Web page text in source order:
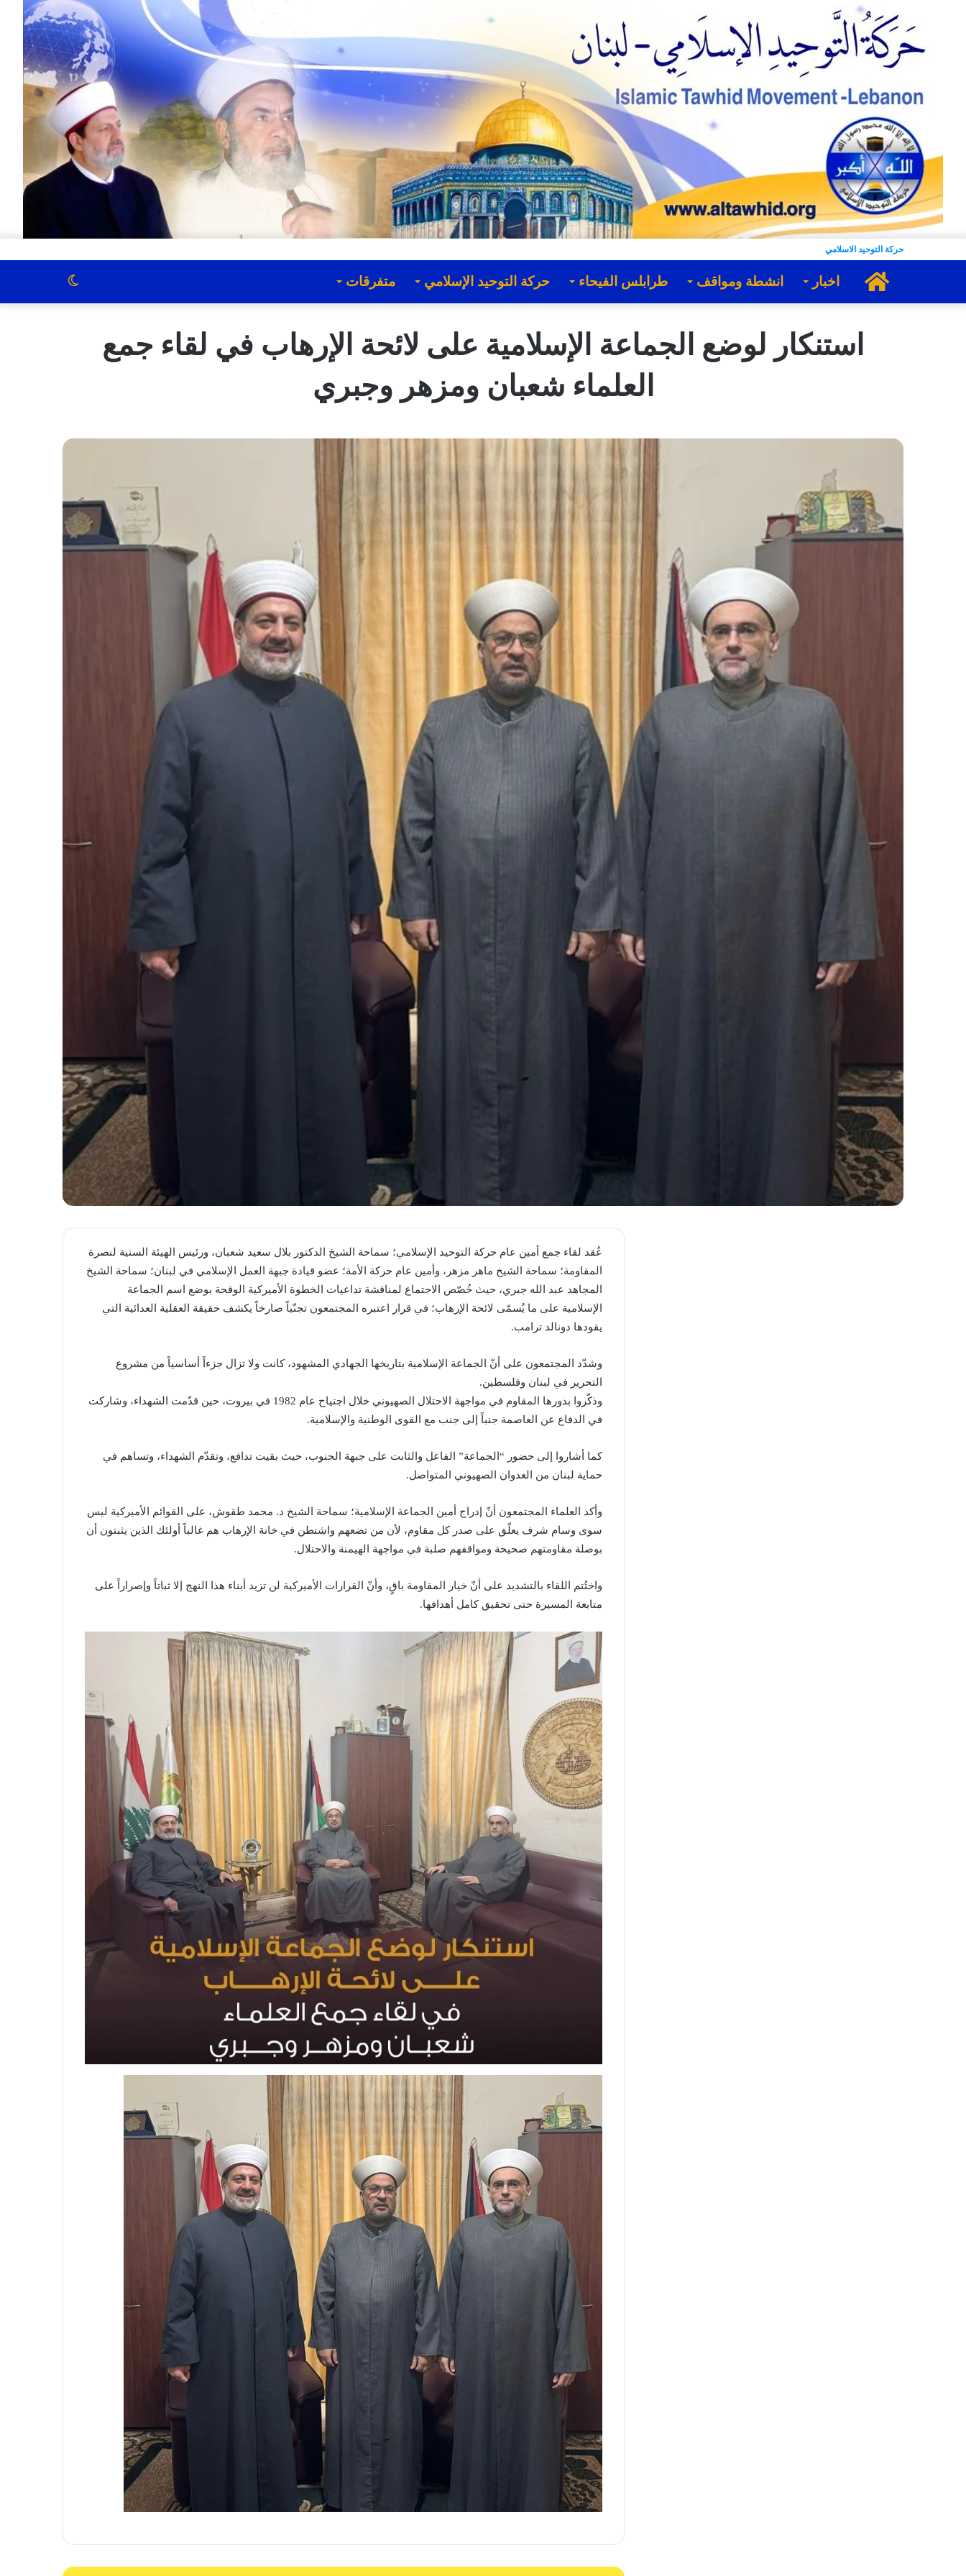
حركة التوحيد الاسلامي
الرئيسية
اخبار انشطة ومواقف طرابلس الفيحاء حركة التوحيد الإسلامي متفرقات الوضع
استنكار لوضع الجماعة الإسلامية على لائحة الإرهاب في لقاء جمع
العلماء شعبان ومزهر وجبري
عُقد لقاء جمع أمين عام حركة التوحيد الإسلامي؛ سماحة الشيخ الدكتور بلال سعيد شعبان، ورئيس الهيئة السنية لنصرة
المقاومة؛ سماحة الشيخ ماهر مزهر، وأمين عام حركة الأمة؛ عضو قيادة جبهة العمل الإسلامي في لبنان؛ سماحة الشيخ
المجاهد عبد الله جبري، حيث خُصّص الاجتماع لمناقشة تداعيات الخطوة الأميركية الوقحة بوضع اسم الجماعة
الإسلامية على ما يُسمّى لائحة الإرهاب؛ في قرار اعتبره المجتمعون تجنّياً صارخاً يكشف حقيقة العقلية العدائية التي
يقودها دونالد ترامب.
وشدّد المجتمعون على أنّ الجماعة الإسلامية بتاريخها الجهادي المشهود، كانت ولا تزال جزءاً أساسياً من مشروع
التحرير في لبنان وفلسطين.
وذكّروا بدورها المقاوم في مواجهة الاحتلال الصهيوني خلال اجتياح عام 1982 في بيروت، حين قدّمت الشهداء، وشاركت
في الدفاع عن العاصمة جنباً إلى جنب مع القوى الوطنية والإسلامية.
كما أشاروا إلى حضور “الجماعة” الفاعل والثابت على جبهة الجنوب، حيث بقيت تدافع، وتقدّم الشهداء، وتساهم في
حماية لبنان من العدوان الصهيوني المتواصل.
وأكد العلماء المجتمعون أنّ إدراج أمين الجماعة الإسلامية؛ سماحة الشيخ د. محمد طقوش، على القوائم الأميركية ليس
سوى وسام شرف يعلّق على صدر كل مقاوم، لأن من تضعهم واشنطن في خانة الإرهاب هم غالباً أولئك الذين يثبتون أن
بوصلة مقاومتهم صحيحة ومواقفهم صلبة في مواجهة الهيمنة والاحتلال.
واختُتم اللقاء بالتشديد على أنّ خيار المقاومة باقٍ، وأنّ القرارات الأميركية لن تزيد أبناء هذا النهج إلا ثباتاً وإصراراً على
متابعة المسيرة حتى تحقيق كامل أهدافها.